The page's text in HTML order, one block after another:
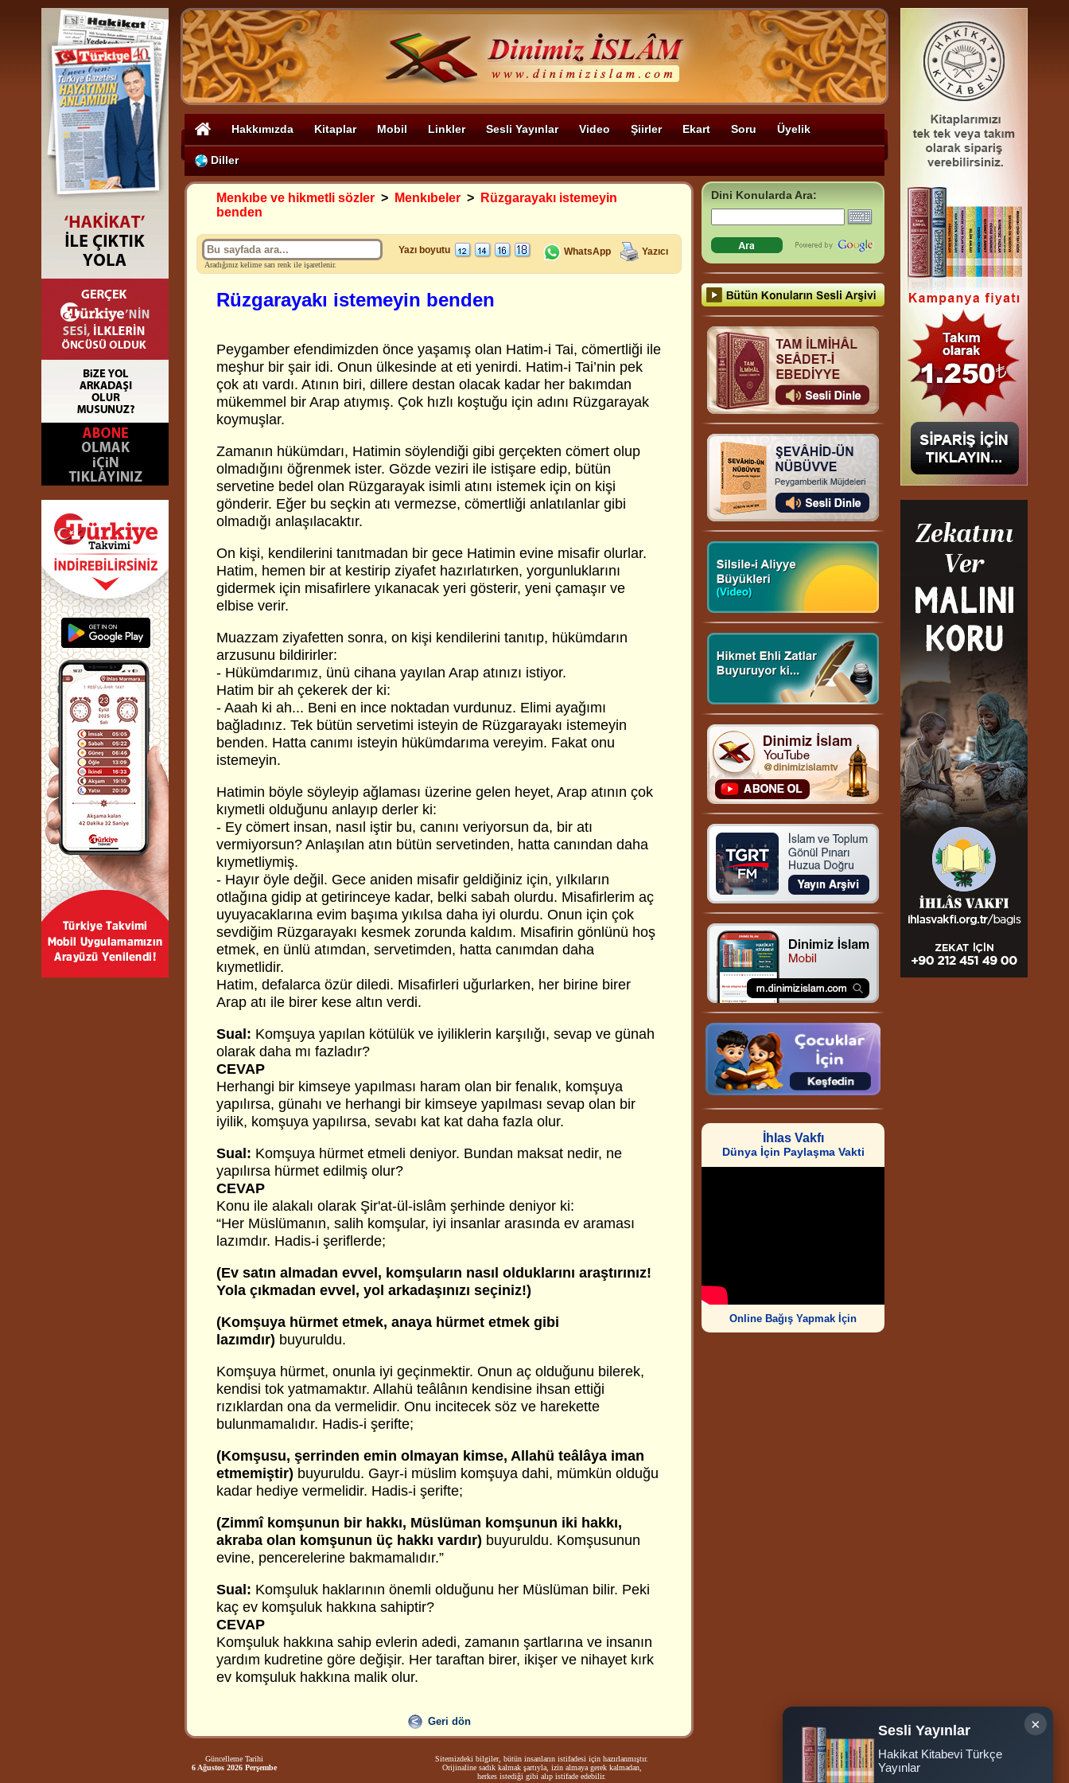
Hakkımızda Kitaplar Mobil Linkler Sesli Yayınlar Video Şiirler Ekart Soru Üyelik
Diller
Menkıbe ve hikmetli sözler > Menkıbeler >
Rüzgarayakı istemeyin
benden
Aradığınız kelime sarı renk ile işaretlenir.
Yazı boyutu WhatsApp Yazıcı
Rüzgarayakı istemeyin benden
Peygamber efendimizden önce yaşamış olan Hatim-i Tai, cömertliği ile
meşhur bir şair idi. Onun ülkesinde at eti yenirdi. Hatim-i Tai’nin pek
çok atı vardı. Atının biri, dillere destan olacak kadar her bakımdan
mükemmel bir Arap atıymış. Çok hızlı koştuğu için adını Rüzgarayak
koymuşlar.
Zamanın hükümdarı, Hatimin söylendiği gibi gerçekten cömert olup
olmadığını öğrenmek ister. Gözde veziri ile istişare edip, bütün
servetine bedel olan Rüzgarayak isimli atını istemek için on kişi
gönderir. Eğer bu seçkin atı vermezse, cömertliği anlatılanlar gibi
olmadığı anlaşılacaktır.
On kişi, kendilerini tanıtmadan bir gece Hatimin evine misafir olurlar.
Hatim, hemen bir at kestirip ziyafet hazırlatırken, yorgunluklarını
gidermek için misafirlere yıkanacak yeri gösterir, yeni çamaşır ve
elbise verir.
Muazzam ziyafetten sonra, on kişi kendilerini tanıtıp, hükümdarın
arzusunu bildirirler:
- Hükümdarımız, ünü cihana yayılan Arap atınızı istiyor.
Hatim bir ah çekerek der ki:
- Aaah ki ah... Beni en ince noktadan vurdunuz. Elimi ayağımı
bağladınız. Tek bütün servetimi isteyin de Rüzgarayakı istemeyin
benden. Hatta canımı isteyin hükümdarıma vereyim. Fakat onu
istemeyin.
Hatimin böyle söyleyip ağlaması üzerine gelen heyet, Arap atının çok
kıymetli olduğunu anlayıp derler ki:
- Ey cömert insan, nasıl iştir bu, canını veriyorsun da, bir atı
vermiyorsun? Anlaşılan atın bütün servetinden, hatta canından daha
kıymetliymiş.
- Hayır öyle değil. Gece aniden misafir geldiğiniz için, yılkıların
otlağına gidip at getirinceye kadar, belki sabah olurdu. Misafirlerim aç
uyuyacaklarına evim başıma yıkılsa daha iyi olurdu. Onun için çok
sevdiğim Rüzgarayakı kesmek zorunda kaldım. Misafirin gönlünü hoş
etmek, en ünlü atımdan, servetimden, hatta canımdan daha
kıymetlidir.
Hatim, defalarca özür diledi. Misafirleri uğurlarken, her birine birer
Arap atı ile birer kese altın verdi.
Sual: Komşuya yapılan kötülük ve iyiliklerin karşılığı, sevap ve günah
olarak daha mı fazladır?
CEVAP
Herhangi bir kimseye yapılması haram olan bir fenalık, komşuya
yapılırsa, günahı ve herhangi bir kimseye yapılması sevap olan bir
iyilik, komşuya yapılırsa, sevabı kat kat daha fazla olur.
Sual: Komşuya hürmet etmeli deniyor. Bundan maksat nedir, ne
yapılırsa hürmet edilmiş olur?
CEVAP
Konu ile alakalı olarak Şir'at-ül-islâm şerhinde deniyor ki:
“Her Müslümanın, salih komşular, iyi insanlar arasında ev araması
lazımdır. Hadis-i şeriflerde;
(Ev satın almadan evvel, komşuların nasıl olduklarını araştırınız!
Yola çıkmadan evvel, yol arkadaşınızı seçiniz!)
(Komşuya hürmet etmek, anaya hürmet etmek gibi
lazımdır) buyuruldu.
Komşuya hürmet, onunla iyi geçinmektir. Onun aç olduğunu bilerek,
kendisi tok yatmamaktır. Allahü teâlânın kendisine ihsan ettiği
rızıklardan ona da vermelidir. Onu incitecek söz ve harekette
bulunmamalıdır. Hadis-i şerifte;
(Komşusu, şerrinden emin olmayan kimse, Allahü teâlâya iman
etmemiştir) buyuruldu. Gayr-i müslim komşuya dahi, mümkün olduğu
kadar hediye vermelidir. Hadis-i şerifte;
(Zimmî komşunun bir hakkı, Müslüman komşunun iki hakkı,
akraba olan komşunun üç hakkı vardır) buyuruldu. Komşusunun
evine, pencerelerine bakmamalıdır.”
Sual: Komşuluk haklarının önemli olduğunu her Müslüman bilir. Peki
kaç ev komşuluk hakkına sahiptir?
CEVAP
Komşuluk hakkına sahip evlerin adedi, zamanın şartlarına ve insanın
yardım kudretine göre değişir. Her taraftan birer, ikişer ve nihayet kırk
ev komşuluk hakkına malik olur.
Geri dön
Dini Konularda Ara:
İhlas Vakfı
Dünya İçin Paylaşma Vakti
Online Bağış Yapmak İçin
Güncelleme Tarihi
6 Ağustos 2026 Perşembe
Sitemizdeki bilgiler, bütün insanların istifadesi için hazırlanmıştır.
Orijinaline sadık kalmak şartıyla, izin almaya gerek kalmadan,
herkes istediği gibi alıp istifade edebilir.
Ziyaretçi Sayısı
252.004.323
Hosted byİhlas Net
×
Sesli Yayınlar
Hakikat Kitabevi Türkçe
Yayınlar